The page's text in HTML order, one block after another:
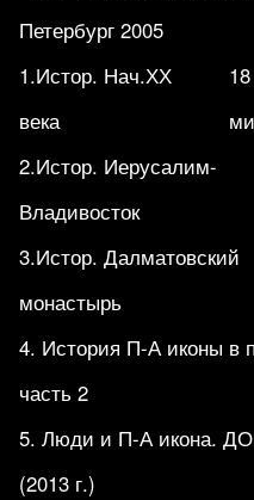
Петербург 2005
1.Истор. Нач.ХХ
века
2.Истор. Иерусалим-
Владивосток
3.Истор. Далматовский
монастырь
4. История П-А иконы в
часть 2
5. Люди и П-А икона.
(2013 г.)